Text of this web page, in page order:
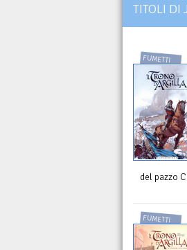
TITOLI DI
FUMETTI
del pazzo
FUMETTI